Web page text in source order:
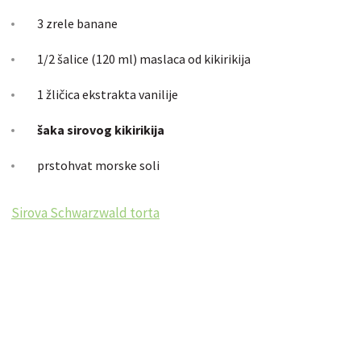
3 zrele banane
1/2 šalice (120 ml) maslaca od kikirikija
1 žličica ekstrakta vanilije
šaka sirovog kikirikija
prstohvat morske soli
Sirova Schwarzwald torta